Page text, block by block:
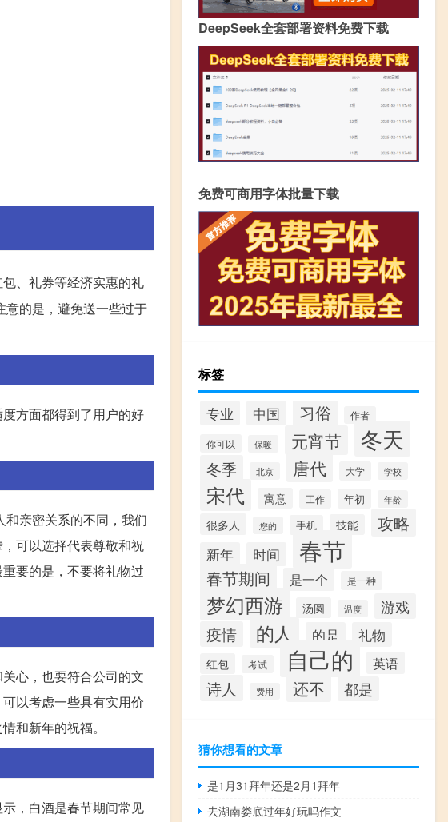
、礼券等经济实惠的礼
意的是，避免送一些过于
方面都得到了用户的好
亲密关系的不同，我们
可以选择代表尊敬和祝
要的是，不要将礼物过
心，也要符合公司的文
以考虑一些具有实用价
和新年的祝福。
，白酒是春节期间常见
DeepSeek全套部署资料免费下载
免费可商用字体批量下载
标签
专业 中国 习俗 作者
你可以 保暖 元宵节 冬天
冬季 北京 唐代 大学 学校
宋代 寓意 工作 年初 年龄
很多人 您的 手机 技能 攻略
新年 时间 春节
春节期间 是一个 是一种
梦幻西游 汤圆 温度
游戏
疫情
的人 的是 礼物
红包 考试 自己的 英语
诗人 费用 还不 都是
猜你想看的文章
是1月31拜年还是2月1拜年
去湖南娄底过年好玩吗作文